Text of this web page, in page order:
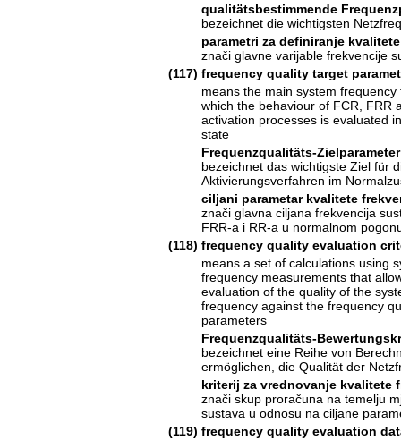
qualitätsbestimmende
bezeichnet die wichtigsten
parametri za definiranje
znači glavne varijable frekvencije
(117) frequency quality target
means the main system frequency
which the behaviour of FCR, FRR
activation processes is evaluated
state
Frequenzqualitäts-Zielparameter
bezeichnet das wichtigste Ziel für
Aktivierungsverfahren im
ciljani parametar kvalitete
znači glavna ciljana frekvencija
FRR-a i RR-a u normalnom
(118) frequency quality evaluation
means a set of calculations using
frequency measurements that
evaluation of the quality of the
frequency against the frequency
parameters
Frequenzqualitäts-
bezeichnet eine Reihe von
ermöglichen, die Qualität der
kriterij za vrednovanje kvalitete
znači skup proračuna na temelju
sustava u odnosu na ciljane
(119) frequency quality evaluation